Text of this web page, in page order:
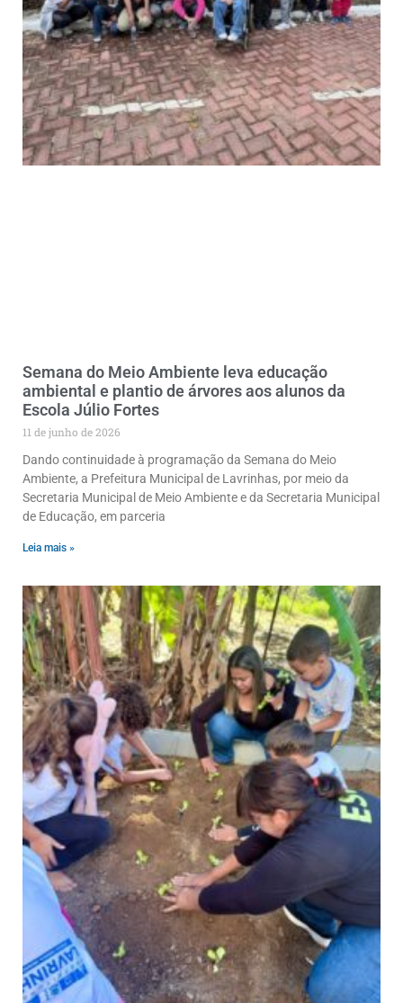
Semana do Meio Ambiente leva educação
ambiental e plantio de árvores aos alunos da
Escola Júlio Fortes
11 de junho de 2026
Dando continuidade à programação da Semana do Meio
Ambiente, a Prefeitura Municipal de Lavrinhas, por meio da
Secretaria Municipal de Meio Ambiente e da Secretaria Municipal
de Educação, em parceria
Leia mais »